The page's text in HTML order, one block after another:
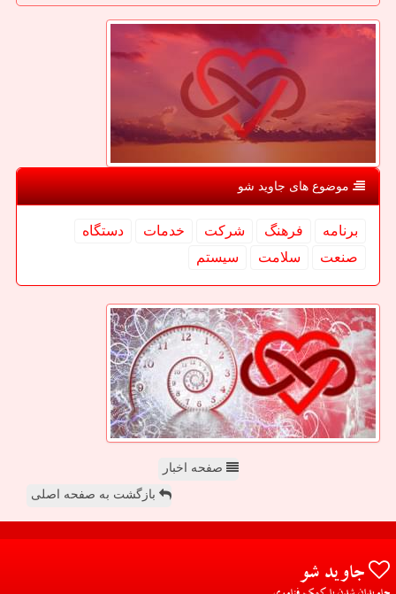
موضوع های جاوید شو
برنامه فرهنگ شركت خدمات
دستگاه
صنعت
سلامت سیستم
صفحه اخبار
بازگشت به صفحه اصلی
جاوید شو